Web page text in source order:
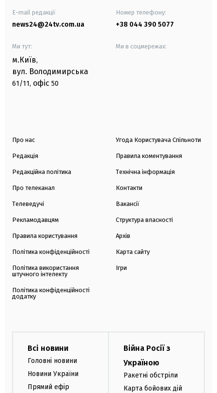
E-mail редакції
news24@24tv.com.ua
Номер телефону:
+38 044 390 5077
Ми тут:
м.Київ,
вул. Володимирська
61/11, офіс 50
Ми в соцмережах:
Про нас
Редакція
Редакційна політика
Про телеканал
Телеведучі
Рекламодавцям
Правила користування
Політика конфіденційності
Політика використання
штучного інтелекту
Політика конфіденційності
додатку
Угода Користувача Спільноти
Правила коментування
Технічна інформація
Контакти
Вакансії
Структура власності
Архів
Карта сайту
Ігри
Всі новини
Головні новини
Новини України
Прямий ефір
Війна Росії з
Україною
Ракетні обстріли
Карта бойових дій